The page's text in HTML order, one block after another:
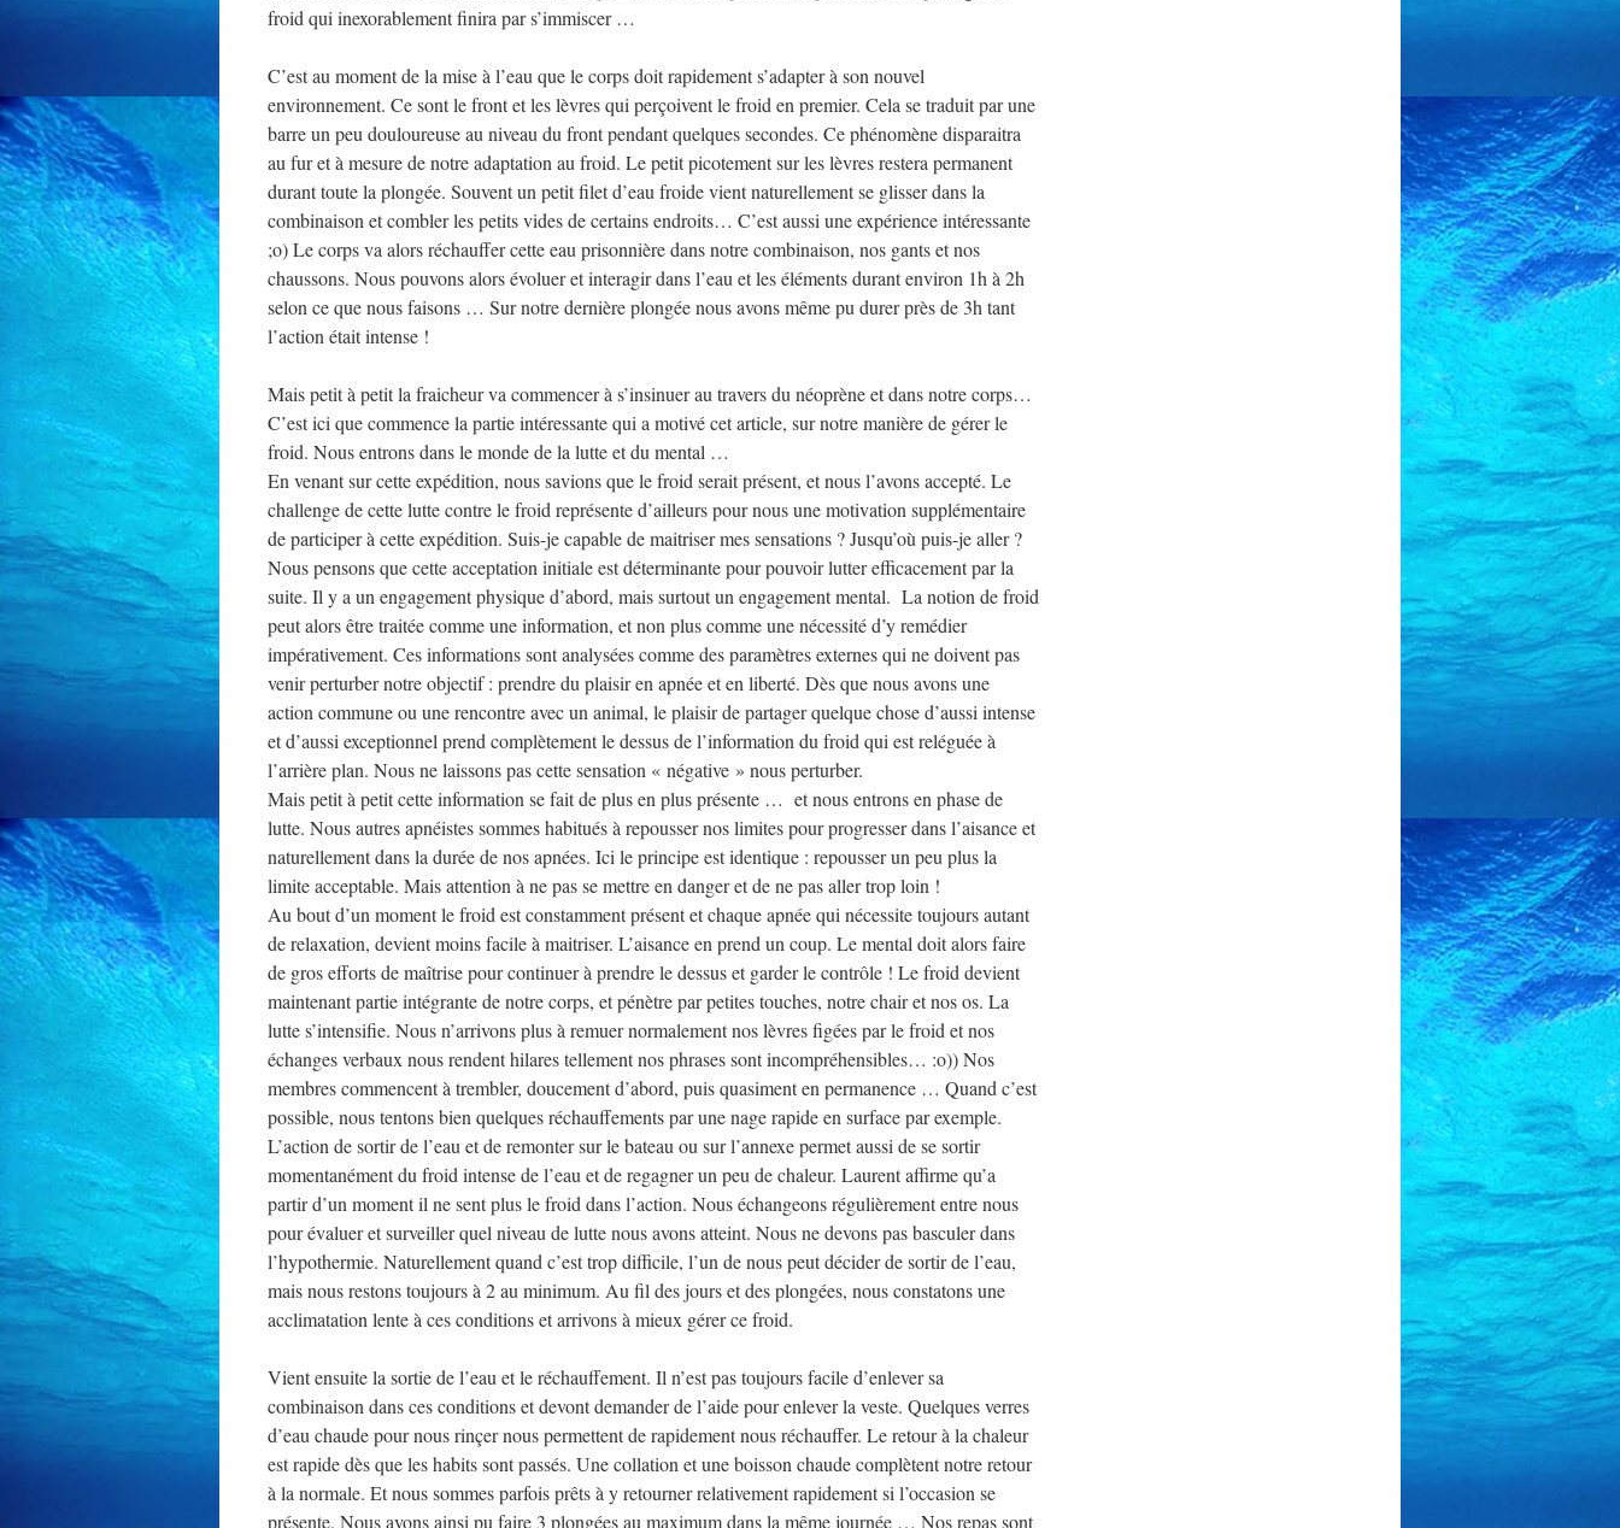
froid qui inexorablement finira par s’immiscer …
C’est au moment de la mise à l’eau que le corps doit rapidement s’adapter à son nouvel
environnement. Ce sont le front et les lèvres qui perçoivent le froid en premier. Cela se traduit par une
barre un peu douloureuse au niveau du front pendant quelques secondes. Ce phénomène disparaitra
au fur et à mesure de notre adaptation au froid. Le petit picotement sur les lèvres restera permanent
durant toute la plongée. Souvent un petit filet d’eau froide vient naturellement se glisser dans la
combinaison et combler les petits vides de certains endroits… C’est aussi une expérience intéressante
;o) Le corps va alors réchauffer cette eau prisonnière dans notre combinaison, nos gants et nos
chaussons. Nous pouvons alors évoluer et interagir dans l’eau et les éléments durant environ 1h à 2h
selon ce que nous faisons … Sur notre dernière plongée nous avons même pu durer près de 3h tant
l’action était intense !
Mais petit à petit la fraicheur va commencer à s’insinuer au travers du néoprène et dans notre corps…
C’est ici que commence la partie intéressante qui a motivé cet article, sur notre manière de gérer le
froid. Nous entrons dans le monde de la lutte et du mental …
En venant sur cette expédition, nous savions que le froid serait présent, et nous l’avons accepté. Le
challenge de cette lutte contre le froid représente d’ailleurs pour nous une motivation supplémentaire
de participer à cette expédition. Suis-je capable de maitriser mes sensations ? Jusqu’où puis-je aller ?
Nous pensons que cette acceptation initiale est déterminante pour pouvoir lutter efficacement par la
suite. Il y a un engagement physique d’abord, mais surtout un engagement mental. La notion de froid
peut alors être traitée comme une information, et non plus comme une nécessité d’y remédier
impérativement. Ces informations sont analysées comme des paramètres externes qui ne doivent pas
venir perturber notre objectif : prendre du plaisir en apnée et en liberté. Dès que nous avons une
action commune ou une rencontre avec un animal, le plaisir de partager quelque chose d’aussi intense
et d’aussi exceptionnel prend complètement le dessus de l’information du froid qui est reléguée à
l’arrière plan. Nous ne laissons pas cette sensation « négative » nous perturber.
Mais petit à petit cette information se fait de plus en plus présente … et nous entrons en phase de
lutte. Nous autres apnéistes sommes habitués à repousser nos limites pour progresser dans l’aisance et
naturellement dans la durée de nos apnées. Ici le principe est identique : repousser un peu plus la
limite acceptable. Mais attention à ne pas se mettre en danger et de ne pas aller trop loin !
Au bout d’un moment le froid est constamment présent et chaque apnée qui nécessite toujours autant
de relaxation, devient moins facile à maitriser. L’aisance en prend un coup. Le mental doit alors faire
de gros efforts de maîtrise pour continuer à prendre le dessus et garder le contrôle ! Le froid devient
maintenant partie intégrante de notre corps, et pénètre par petites touches, notre chair et nos os. La
lutte s’intensifie. Nous n’arrivons plus à remuer normalement nos lèvres figées par le froid et nos
échanges verbaux nous rendent hilares tellement nos phrases sont incompréhensibles… :o)) Nos
membres commencent à trembler, doucement d’abord, puis quasiment en permanence … Quand c’est
possible, nous tentons bien quelques réchauffements par une nage rapide en surface par exemple.
L’action de sortir de l’eau et de remonter sur le bateau ou sur l’annexe permet aussi de se sortir
momentanément du froid intense de l’eau et de regagner un peu de chaleur. Laurent affirme qu’a
partir d’un moment il ne sent plus le froid dans l’action. Nous échangeons régulièrement entre nous
pour évaluer et surveiller quel niveau de lutte nous avons atteint. Nous ne devons pas basculer dans
l’hypothermie. Naturellement quand c’est trop difficile, l’un de nous peut décider de sortir de l’eau,
mais nous restons toujours à 2 au minimum. Au fil des jours et des plongées, nous constatons une
acclimatation lente à ces conditions et arrivons à mieux gérer ce froid.
Vient ensuite la sortie de l’eau et le réchauffement. Il n’est pas toujours facile d’enlever sa
combinaison dans ces conditions et devont demander de l’aide pour enlever la veste. Quelques verres
d’eau chaude pour nous rinçer nous permettent de rapidement nous réchauffer. Le retour à la chaleur
est rapide dès que les habits sont passés. Une collation et une boisson chaude complètent notre retour
à la normale. Et nous sommes parfois prêts à y retourner relativement rapidement si l’occasion se
présente. Nous avons ainsi pu faire 3 plongées au maximum dans la même journée … Nos repas sont